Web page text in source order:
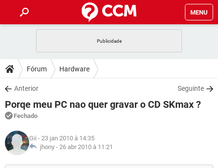
MENU
CELULAR
OUTLOOK
INSTAGRAM GMAIL
GUIA DE COMPRAS
DICAS
JOGOS
OUTLOOK
INSTAGRAM
GUIA DE COMPRAS
DOWNLOADS
JOGOS WHATSAPP
CELULAR
OUTLOOK
INSTAGRAM
FÓRUM
JOGOS
CELULAR
GLOSSÁRIO
JOGOS
Fórum Hardware
Anterior Seguinte
Porqe meu PC nao quer gravar o CD SKmax ?
Fechado
Gii - 23 jan 2010 à 14:35
jhony - 26 abr 2010 à 11:21